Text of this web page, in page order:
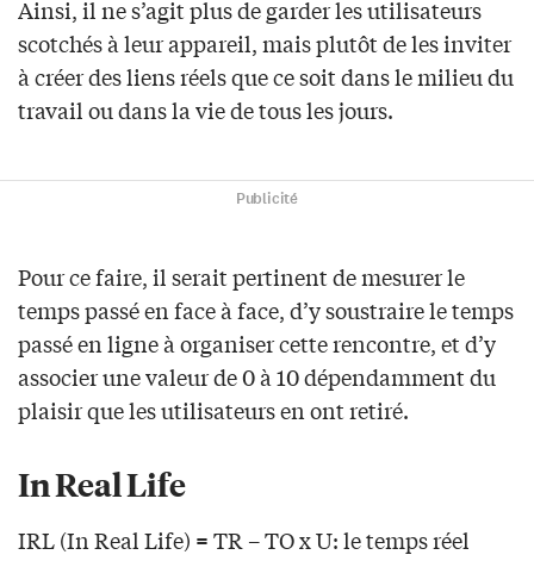
Ainsi, il ne s’agit plus de garder les utilisateurs
scotchés à leur appareil, mais plutôt de les inviter
à créer des liens réels que ce soit dans le milieu du
travail ou dans la vie de tous les jours.
Publicité
Pour ce faire, il serait pertinent de mesurer le
temps passé en face à face, d’y soustraire le temps
passé en ligne à organiser cette rencontre, et d’y
associer une valeur de 0 à 10 dépendamment du
plaisir que les utilisateurs en ont retiré.
In Real Life
IRL (In Real Life) = TR – TO x U: le temps réel